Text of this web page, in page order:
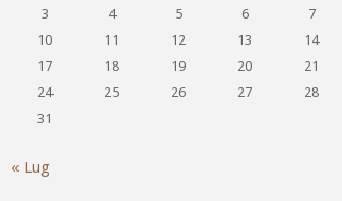
3
4 5 6 7
10
11 12 13 14
17
18 19 20 21
24
25 26 27 28
31
« Lug